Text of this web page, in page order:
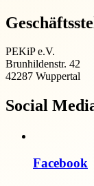
PEKiP e.V.
Brunhildenstr. 42
42287 Wuppertal
Social
Facebook